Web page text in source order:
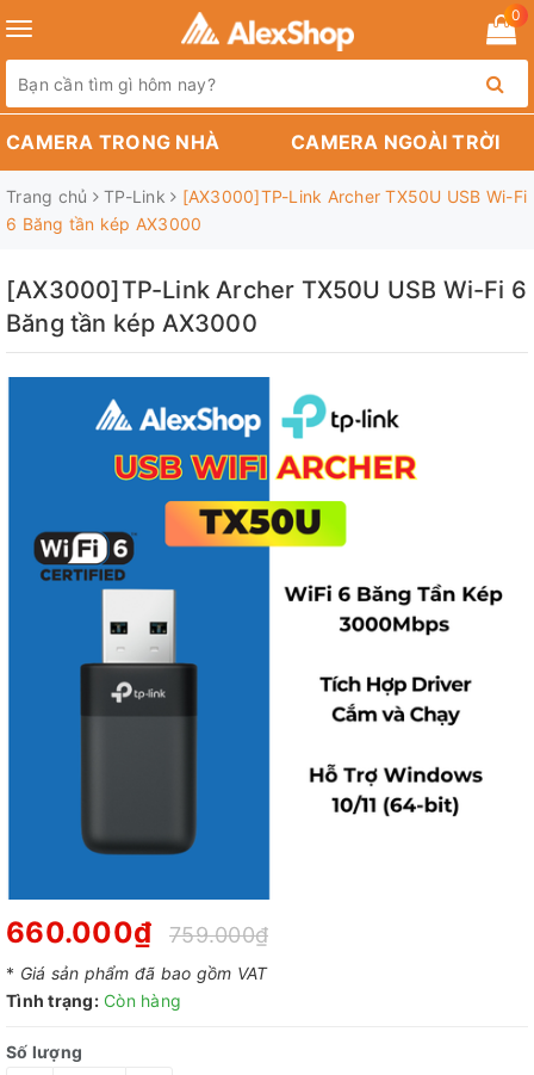
Toggle
navigation
0
CAMERA TRONG NHÀ CAMERA NGOÀI TRỜI
Trang chủ TP-Link
[AX3000]TP-Link Archer TX50U USB Wi-Fi
6 Băng tần kép AX3000
[AX3000]TP-Link Archer TX50U USB Wi-Fi 6
Băng tần kép AX3000
660.000₫ 759.000₫
* Giá sản phẩm đã bao gồm VAT
Tình trạng: Còn hàng
Số lượng